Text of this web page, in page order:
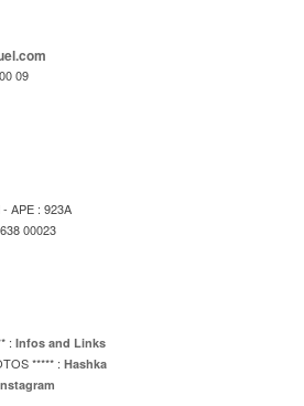
09
APE : 923A
00023
: Infos and Links
***** : Hashka